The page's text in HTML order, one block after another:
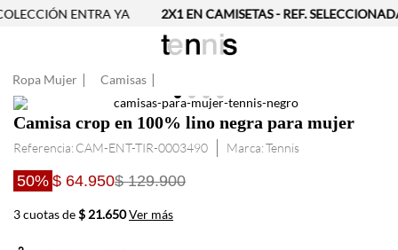
ENTRA YA 2X1 EN CAMISETAS - REF.
Ropa Mujer Camisas
Camisa crop en 100% lino negra para mujer
Referencia: CAM-ENT-TIR-0003490 Tennis
50% $ 64.950$ 129.900
3 cuotas de$ 21.650Ver más